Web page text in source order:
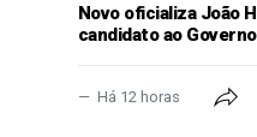
Novo oficializa João
candidato ao
Há 12 horas